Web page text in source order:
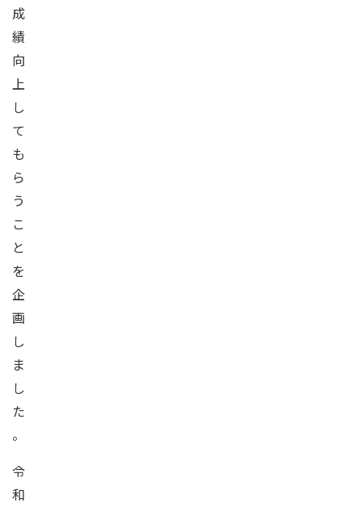
成
績
向
上
し
て
も
ら
う
こ
と
を
企
画
し
ま
し
た
。
令
和